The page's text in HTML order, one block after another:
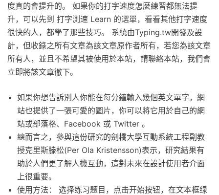
度真的會提升的。 如果你的打字速度怎麼練習都無法提
升，可以先到 打字測速 Learn 的選單，看看其他打字速度
很快的人，都學了那些技巧。 系統由Typing.tw開發及設
計，但收錄之所有文章為該文章原作者所有，若您為該文章
所有人，並且不希望其被使用於本站，請聯絡本站，我們會
立即將該文章徹下。
如果你想告訴別人你能在每分鐘輸入幾個英文單字，網
站也提供了一張可愛的圖片，你可以將它用於自己的網
站或部落格、Facebook 或 Twitter 。
總而言之，參與這份研究的劍橋大學互動系統工程副教
授克里斯滕松(Per Ola Kristensson)表示，研究結果有
助於人們更了解人機互動，這對未來在設計使用者介面
上很重要。
使用方法： 选择练习题目，点击开始按钮，在文本框绿